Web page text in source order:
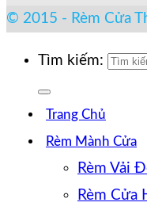
© 2015 - Rèm Cửa
Tìm kiếm:
Trang Chủ
Rèm Mành Cửa
Rèm Vải
Rèm Cửa